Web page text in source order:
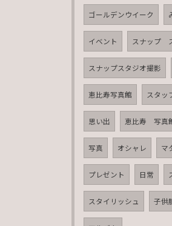
ゴールデンウイーク
イベント スナップ
スナップスタジオ撮影
恵比寿写真館 スタッ
思い出 恵比寿 写真
写真 オシャレ マ
プレゼント 日常
スタイリッシュ 子供